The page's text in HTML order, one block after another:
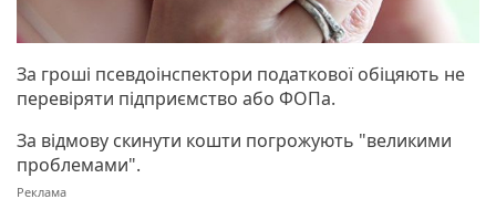
За гроші псевдоінспектори податкової обіцяють не
перевіряти підприємство або ФОПа.
За відмову скинути кошти погрожують "великими
проблемами".